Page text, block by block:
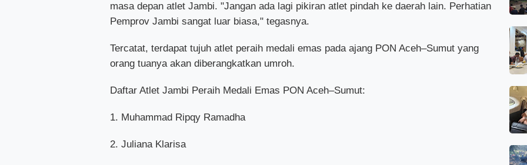
masa depan atlet Jambi. "Jangan ada lagi pikiran atlet pindah ke daerah lain. Perhatian
Pemprov Jambi sangat luar biasa," tegasnya.
Tercatat, terdapat tujuh atlet peraih medali emas pada ajang PON Aceh–Sumut yang
orang tuanya akan diberangkatkan umroh.
Daftar Atlet Jambi Peraih Medali Emas PON Aceh–Sumut:
1. Muhammad Ripqy Ramadha
2. Juliana Klarisa